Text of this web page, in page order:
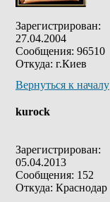
Зарегистрирован:
27.04.2004
Сообщения: 96510
Откуда: г.Киев
Вернуться к началу
kurock
Зарегистрирован:
05.04.2013
Сообщения: 152
Откуда: Краснодар